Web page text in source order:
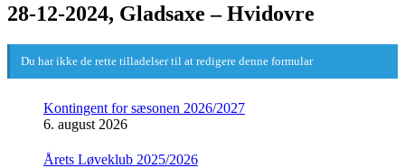
28-12-2024, Gladsaxe – Hvidovre
Du har ikke de rette tilladelser til at redigere denne formular
Kontingent for sæsonen 2026/2027
6. august 2026
Årets Løveklub 2025/2026